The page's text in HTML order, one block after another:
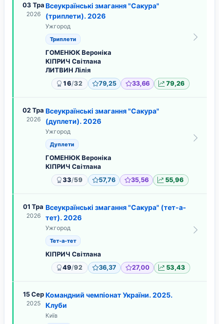
03 Тра
2026
Всеукраїнські змагання "Сакура"
(триплети). 2026
Ужгород
Триплети
ГОМЕНЮК Вероніка
КІПРИЧ Світлана
ЛИТВИН Лілія
16/32 79,25 33,66 79,26
02 Тра
2026
Всеукраїнські змагання "Сакура"
(дуплети). 2026
Ужгород
Дуплети
ГОМЕНЮК Вероніка
КІПРИЧ Світлана
33/59 57,76 35,56 55,96
01 Тра
2026
Всеукраїнські змагання "Сакура" (тет-а-
тет). 2026
Ужгород
Тет-а-тет
КІПРИЧ Світлана
49/92 36,37 27,00 53,43
15 Сер
2025
Командний чемпіонат України. 2025.
Клуби
Київ